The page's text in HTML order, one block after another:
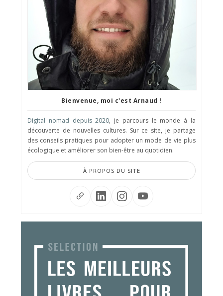
Bienvenue, moi c'est Arnaud !
Digital nomad depuis 2020, je parcours le monde à la
découverte de nouvelles cultures. Sur ce site, je partage
des conseils pratiques pour adopter un mode de vie plus
écologique et améliorer son bien-être au quotidien.
À PROPOS DU SITE